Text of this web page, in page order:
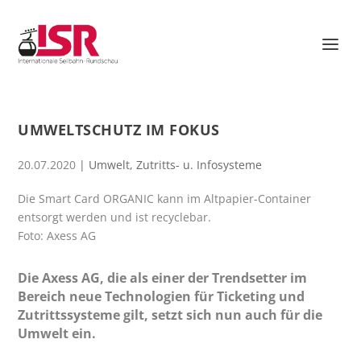
UMWELTSCHUTZ IM FOKUS
20.07.2020 | Umwelt,Zutritts- u. Infosysteme
Die Smart Card ORGANIC kann im Altpapier-Container
entsorgt werden und ist recyclebar.
Foto: Axess AG
Die Axess AG, die als einer der Trendsetter im
Bereich neue Technologien für Ticketing und
Zutrittssysteme gilt, setzt sich nun auch für die
Umwelt ein.